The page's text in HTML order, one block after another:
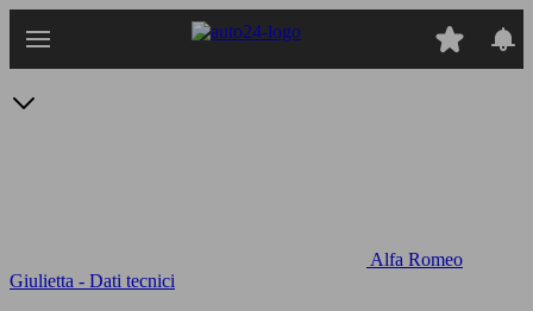
Alfa Romeo
Giulietta - Dati tecnici